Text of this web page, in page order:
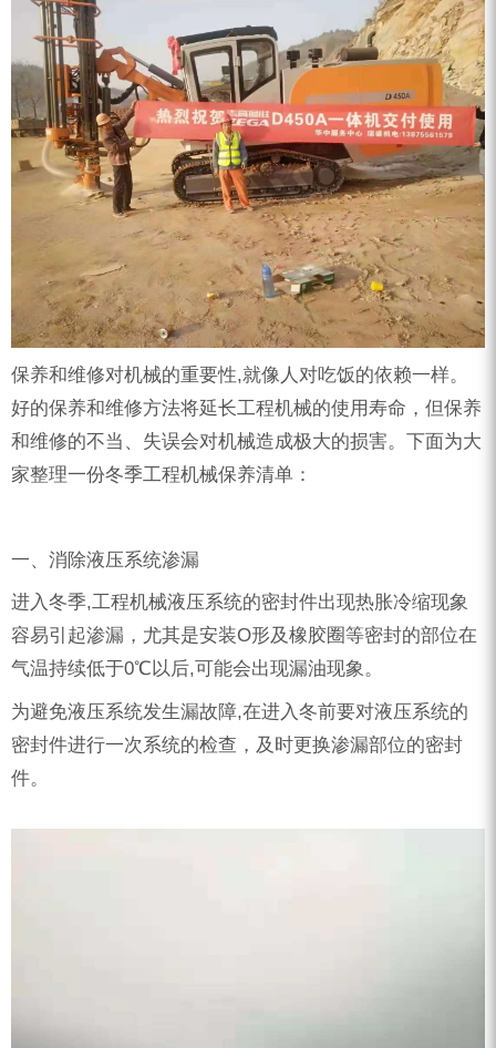
雾炮机
洗轮机
螺杆式空气压缩机
黑金刚钻头钻具系列
发电机组
保养和维修对机械的重要性,就像人对吃饭的依赖一样。
好的保养和维修方法将延长工程机械的使用寿命，但保养
和维修的不当、失误会对机械造成极大的损害。下面为大
家整理一份冬季工程机械保养清单：
一、消除液压系统渗漏
进入冬季,工程机械液压系统的密封件出现热胀冷缩现象
容易引起渗漏，尤其是安装O形及橡胶圈等密封的部位在
气温持续低于0℃以后,可能会出现漏油现象。
为避免液压系统发生漏故障,在进入冬前要对液压系统的
密封件进行一次系统的检查，及时更换渗漏部位的密封
件。